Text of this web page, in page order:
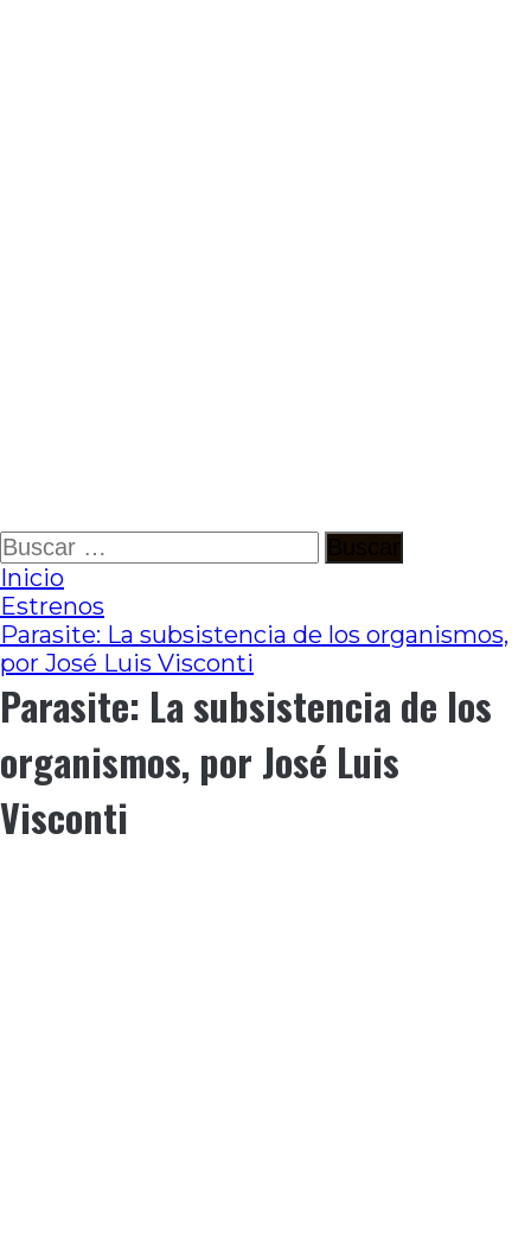
Ir
al
contenido
Buscar:
Inicio
Estrenos
Parasite: La subsistencia de los organismos,
por José Luis Visconti
Parasite: La subsistencia de los
organismos, por José Luis
Visconti